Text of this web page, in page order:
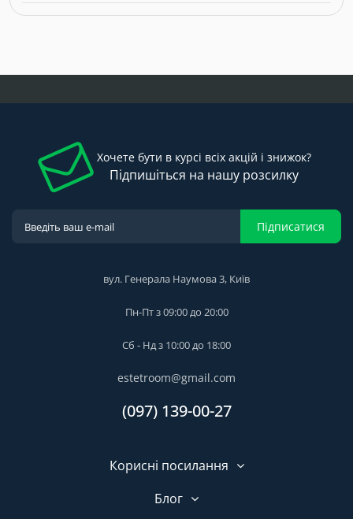
Хочете бути в курсі всіх акцій і знижок?
Підпишіться на нашу розсилку
Підписатися
вул. Генерала Наумова 3, Київ
Пн-Пт з 09:00 до 20:00
Сб - Нд з 10:00 до 18:00
estetroom@gmail.com
(097) 139-00-27
Корисні посилання
Блог